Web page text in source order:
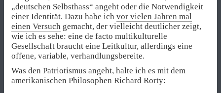
„deutschen Selbsthass“ angeht oder die Notwendigkeit
einer Identität. Dazu habe ich vor vielen Jahren mal
einen Versuch gemacht, der vielleicht deutlicher zeigt,
wie ich es sehe: eine de facto multikulturelle
Gesellschaft braucht eine Leitkultur, allerdings eine
offene, variable, verhandlungsbereite.
Was den Patriotismus angeht, halte ich es mit dem
amerikanischen Philosophen Richard Rorty: